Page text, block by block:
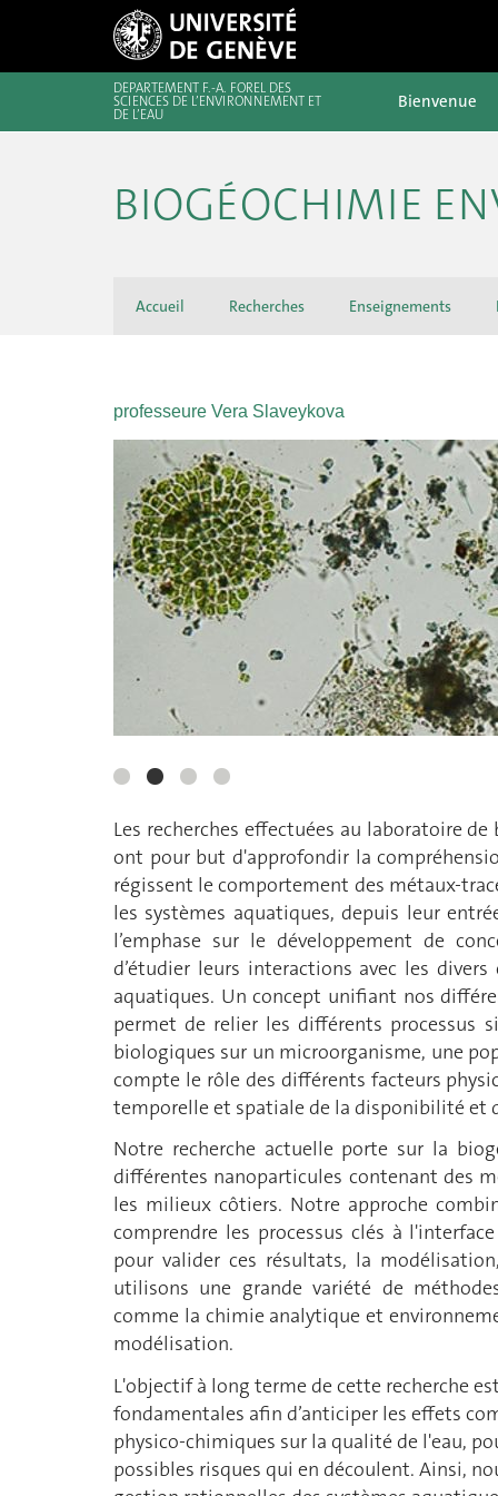
DÉPARTEMENT F.-A. FOREL DES
SCIENCES DE L’ENVIRONNEMENT ET
DE L’EAU
Bienvenue
BIOGÉOCHIMIE
Accueil Recherches Enseignements
professeure Vera Slaveykova
Les recherches effectuées au laboratoire
ont pour but d'approfondir la
régissent le comportement des métaux-
les systèmes aquatiques, depuis leur
l’emphase sur le développement de
d’étudier leurs interactions avec les
aquatiques. Un concept unifiant nos
permet de relier les différents processus
biologiques sur un microorganisme, une
compte le rôle des différents facteurs
temporelle et spatiale de la disponibilité et
Notre recherche actuelle porte sur la
différentes nanoparticules contenant des
les milieux côtiers. Notre approche
comprendre les processus clés à
pour valider ces résultats, la
utilisons une grande variété de
comme la chimie analytique et
modélisation.
L'objectif à long terme de cette recherche
fondamentales afin d’anticiper les effets
physico-chimiques sur la qualité de l'eau,
possibles risques qui en découlent. Ainsi,